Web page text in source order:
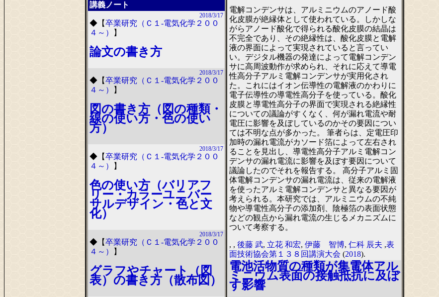
講義ノート
2018/3/17
◆ 【卒業研究（Ｃ１-電気化学２００
４～）
】
論文の書き方
2018/3/17
◆ 【卒業研究（Ｃ１-電気化学２００
４～）
】
図の書き方（図の種類・
線の使い方・色の使い
方）
2018/3/17
◆ 【卒業研究（Ｃ１-電気化学２００
４～）
】
色の使い方（バリアフ
リー・カラーユニバー
サルデザイン・色と文
化）
2018/3/17
◆ 【卒業研究（Ｃ１-電気化学２００
４～）
】
グラフやチャート（図
表）の書き方（散布図）
電解コンデンサは、アルミニウムのアノード酸
化皮膜が絶縁体として使われている。しかしな
がらアノード酸化で得られる酸化皮膜の結晶は
不完全であり、その絶縁性は、酸化皮膜と電解
液の界面によって実現されていると言ってい
い。デジタル機器の発達によって電解コンデン
サに高周波動作が求められ、それに応えて導電
性高分子アルミ電解コンデンサが実用化され
た。これにはイオン伝導性の電解液のかわりに
電子伝導性の導電性高分子を使っている。酸化
皮膜と導電性高分子の界面で実現される絶縁性
についての議論がすくなく、何が漏れ電流や耐
電圧に影響を及ぼしているのかその要因につい
ては不明な点が多かった。 筆者らは、定電圧印
加時の漏れ電流がカソード箔によって左右され
ることを見出し、導電性高分子アルミ電解コン
デンサの漏れ電流に影響を及ぼす要因について
議論したのでそれを報告する。 高分子アルミ固
体電解コンデンサの漏れ電流は、従来の電解液
を使ったアルミ電解コンデンサと異なる要因が
考えられる。本研究では、アルミニウムの不純
物や導電性高分子の添加剤、陰極箔の表面状態
などの観点から漏れ電流の生じるメカニズムに
ついて考察する。
, , 後藤 武, 立花 和宏, 伊藤 智博, 仁科 辰夫 ,表
面技術協会第１３８回講演大会 (2018).
電池活物質の種類が集電体アル
ミニウム表面の接触抵抗に及ぼ
す影響